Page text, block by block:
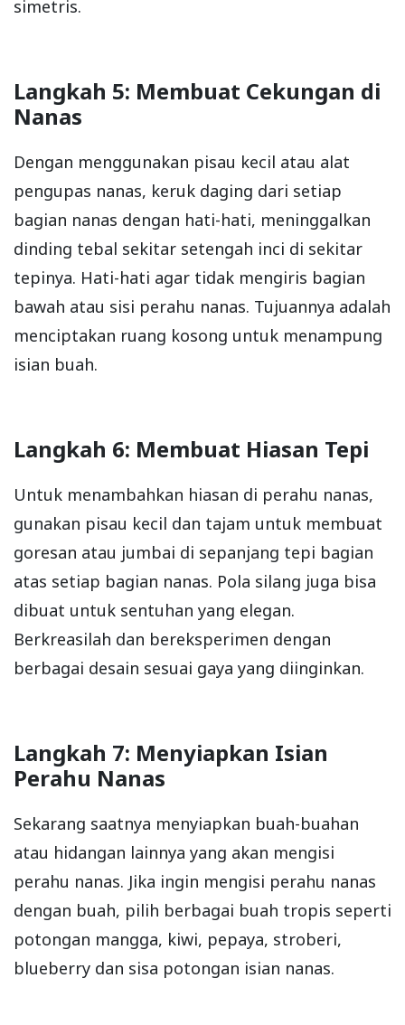
simetris.
Langkah 5: Membuat Cekungan di
Nanas
Dengan menggunakan pisau kecil atau alat
pengupas nanas, keruk daging dari setiap
bagian nanas dengan hati-hati, meninggalkan
dinding tebal sekitar setengah inci di sekitar
tepinya. Hati-hati agar tidak mengiris bagian
bawah atau sisi perahu nanas. Tujuannya adalah
menciptakan ruang kosong untuk menampung
isian buah.
Langkah 6: Membuat Hiasan Tepi
Untuk menambahkan hiasan di perahu nanas,
gunakan pisau kecil dan tajam untuk membuat
goresan atau jumbai di sepanjang tepi bagian
atas setiap bagian nanas. Pola silang juga bisa
dibuat untuk sentuhan yang elegan.
Berkreasilah dan bereksperimen dengan
berbagai desain sesuai gaya yang diinginkan.
Langkah 7: Menyiapkan Isian
Perahu Nanas
Sekarang saatnya menyiapkan buah-buahan
atau hidangan lainnya yang akan mengisi
perahu nanas. Jika ingin mengisi perahu nanas
dengan buah, pilih berbagai buah tropis seperti
potongan mangga, kiwi, pepaya, stroberi,
blueberry dan sisa potongan isian nanas.